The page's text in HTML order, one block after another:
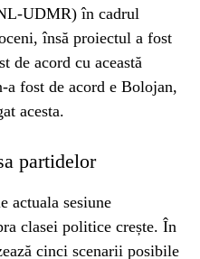
UDMR) în cadrul
însă proiectul a fost
de acord cu această
fost de acord e Bolojan,
acesta.
partidelor
actuala sesiune
clasei politice crește. În
cinci scenarii posibile